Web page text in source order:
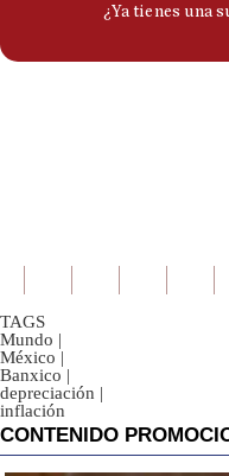
TAGS
Mundo |
México |
Banxico |
depreciación |
inflación